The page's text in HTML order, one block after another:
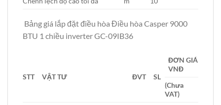
Bảng giá lắp đặt điều hòa Điều hòa Casper 9000
BTU 1 chiều inverter GC-09IB36
STT VẬT TƯ ĐVT SL
ĐƠN GIÁ
VNĐ
(Chưa
VAT)